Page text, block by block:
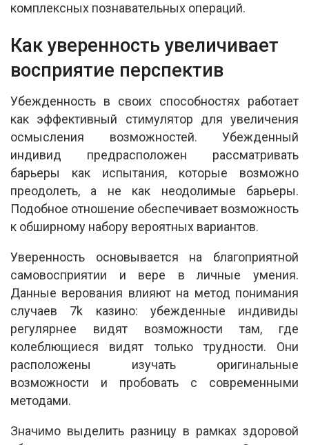
комплексных познавательных операций.
Как уверенность увеличивает
восприятие перспектив
Убежденность в своих способностях работает
как эффективный стимулятор для увеличения
осмысления возможностей. Убежденный
индивид предрасположен рассматривать
барьеры как испытания, которые возможно
преодолеть, а не как неодолимые барьеры.
Подобное отношение обеспечивает возможность
к обширному набору вероятных вариантов.
Уверенность основывается на благоприятной
самовосприятии и вере в личные умения.
Данные верования влияют на метод понимания
случаев 7k казино: убежденные индивиды
регулярнее видят возможности там, где
колеблющиеся видят только трудности. Они
расположены изучать оригинальные
возможности и пробовать с современными
методами.
Значимо выделить разницу в рамках здоровой